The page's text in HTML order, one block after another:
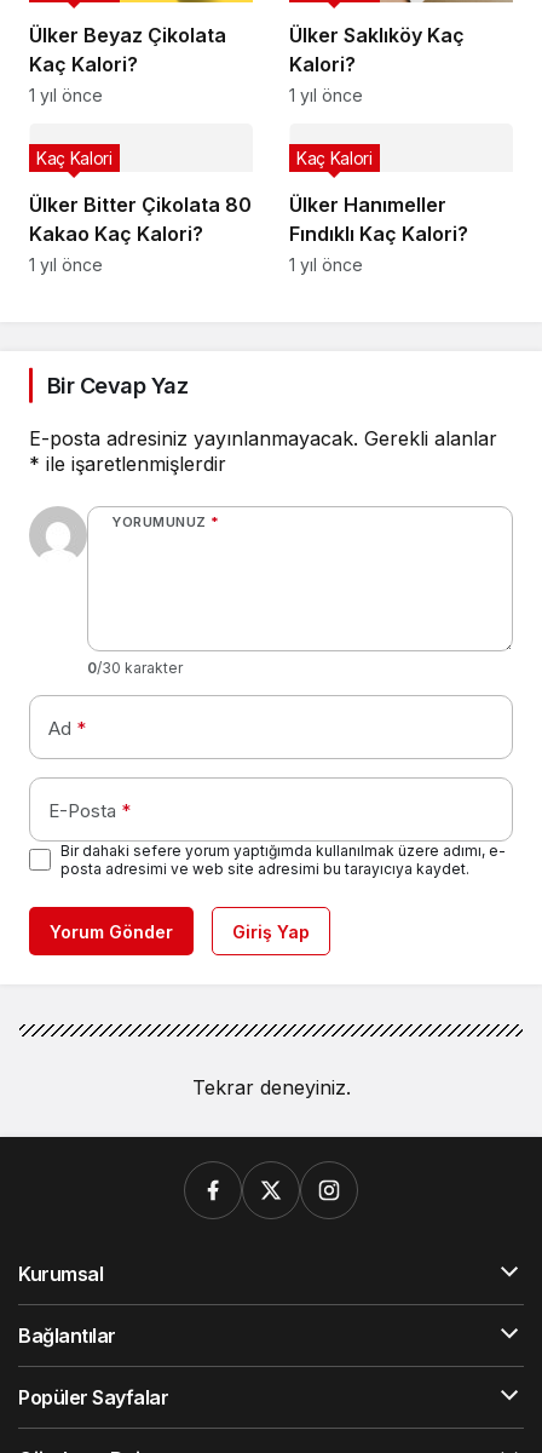
Ülker Beyaz Çikolata
Kaç Kalori?
1 yıl önce
Ülker Saklıköy Kaç
Kalori?
1 yıl önce
Ülker Bitter Çikolata 80
Kakao Kaç Kalori?
Kaç Kalori
1 yıl önce
Ülker Hanımeller
Fındıklı Kaç Kalori?
Kaç Kalori
1 yıl önce
Bir Cevap Yaz
E-posta adresiniz yayınlanmayacak. Gerekli alanlar
* ile işaretlenmişlerdir
YORUMUNUZ *
0/30 karakter
Ad *
E-Posta *
Bir dahaki sefere yorum yaptığımda kullanılmak üzere adımı, e-
posta adresimi ve web site adresimi bu tarayıcıya kaydet.
Yorum Gönder Giriş Yap
Tekrar deneyiniz.
Kurumsal
Bağlantılar
Popüler Sayfalar